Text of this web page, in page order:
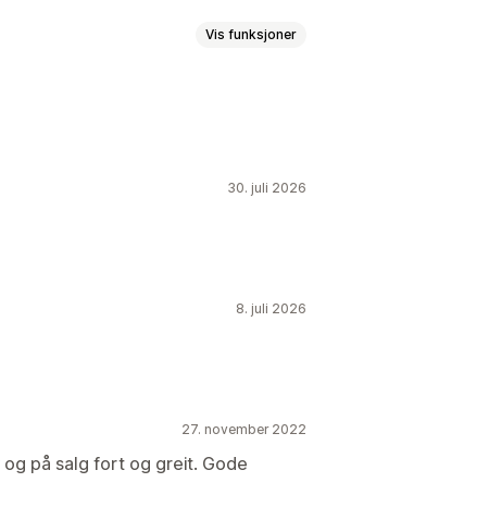
kampanje
Vis funksjoner
30. juli 2026
8. juli 2026
27. november 2022
på salg fort og greit. Gode